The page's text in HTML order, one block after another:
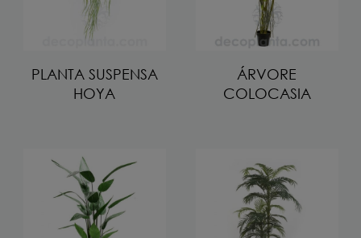
PLANTA SUSPENSA
HOYA
ÁRVORE
COLOCASIA